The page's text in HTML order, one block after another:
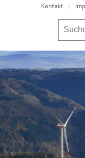
Kontakt |
Leben in
Freizeit